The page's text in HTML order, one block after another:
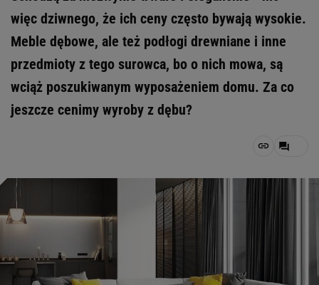
więc dziwnego, że ich ceny często bywają wysokie.
Meble dębowe, ale też podłogi drewniane i inne
przedmioty z tego surowca, bo o nich mowa, są
wciąż poszukiwanym wyposażeniem domu. Za co
jeszcze cenimy wyroby z dębu?